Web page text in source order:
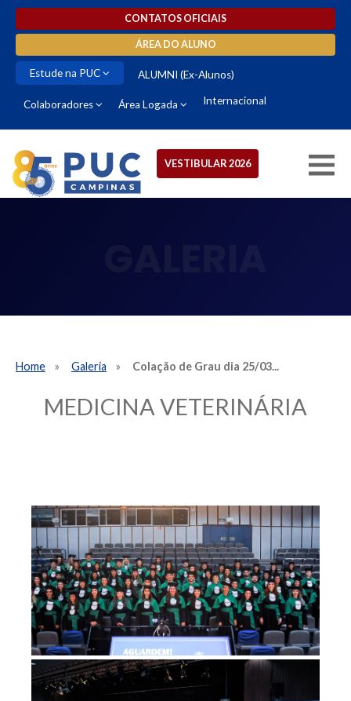
CONTATOS OFICIAIS
ÁREA DO ALUNO
Estude na PUC ALUMNI (Ex-Alunos)
Colaboradores Área Logada Internacional
VESTIBULAR 2026
Home Galeria Colação de Grau dia 25/03...
MEDICINA VETERINÁRIA